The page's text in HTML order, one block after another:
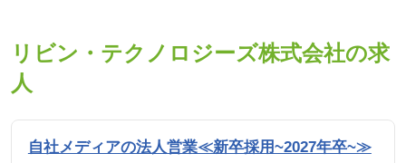
リビン・テクノロジーズ株式会社の求
人
自社メディアの法人営業≪新卒採用~2027年卒~≫